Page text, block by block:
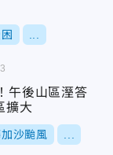
午後山區溼答
擴大
沙颱風